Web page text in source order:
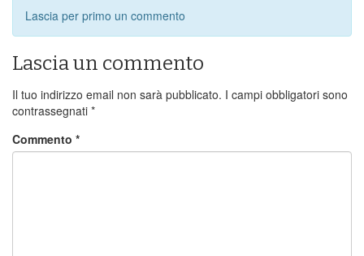
Lascia per primo un commento
Lascia un commento
Il tuo indirizzo email non sarà pubblicato. I campi obbligatori sono
contrassegnati *
Commento *